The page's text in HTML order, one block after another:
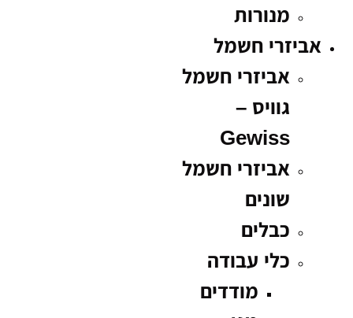
מנורות
אביזרי חשמל
אביזרי חשמל
גוויס –
Gewiss
אביזרי חשמל
שונים
כבלים
כלי עבודה
מודדים